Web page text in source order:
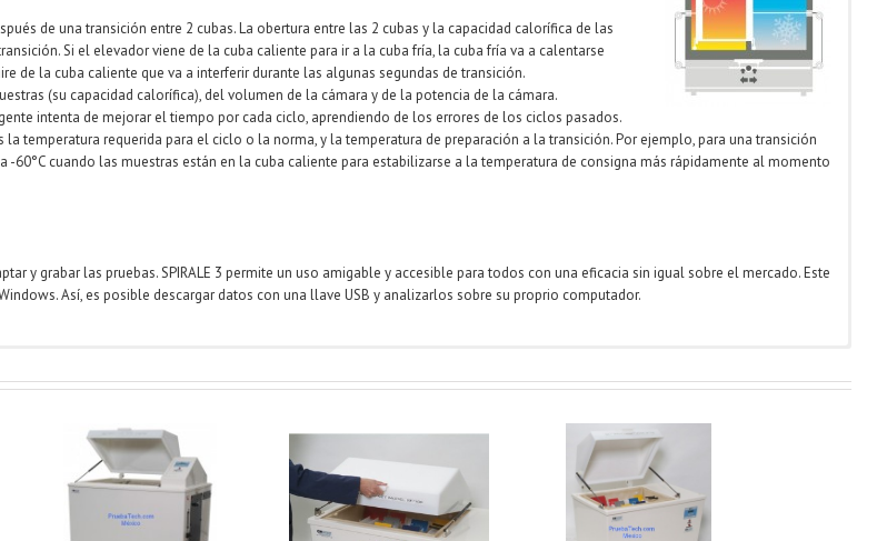
de una transición entre 2 cubas. La obertura entre las 2 cubas y la capacidad calorífica de las
Si el elevador viene de la cuba caliente para ir a la cuba fría, la cuba fría va a calentarse
de la cuba caliente que va a interferir durante las algunas segundas de transición.
(su capacidad calorífica), del volumen de la cámara y de la potencia de la cámara.
intenta de mejorar el tiempo por cada ciclo, aprendiendo de los errores de los ciclos pasados.
temperatura requerida para el ciclo o la norma, y la temperatura de preparación a la transición. Por ejemplo, para una transición
60°C cuando las muestras están en la cuba caliente para estabilizarse a la temperatura de consigna más rápidamente al momento
y grabar las pruebas. SPIRALE 3 permite un uso amigable y accesible para todos con una eficacia sin igual sobre el mercado. Este
Así, es posible descargar datos con una llave USB y analizarlos sobre su proprio computador.
Cámaras de humedad Cámara De Niebla Salina